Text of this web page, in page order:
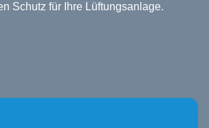
Schutz für Ihre Lüftungsanlage.